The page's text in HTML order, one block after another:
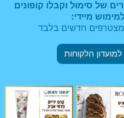
של סימול וקבלוקופונים
מיידי:
חדשים בלבד
הלקוחות